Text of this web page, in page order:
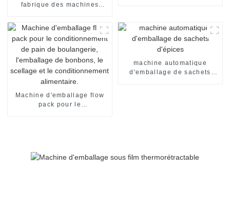
fabrique des machines
alimentaires.
Machine d'emballage flow
pack pour le
machine automatique
d'emballage de sachets